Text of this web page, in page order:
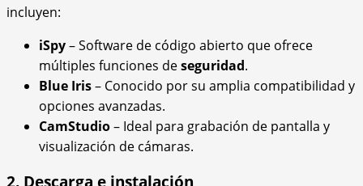
incluyen:
iSpy– Software de código abierto que ofrece
múltiples funciones deseguridad.
Blue Iris– Conocido por su amplia compatibilidad y
opciones avanzadas.
CamStudio– Ideal para grabación de pantalla y
visualización de cámaras.
2. Descarga e instalación